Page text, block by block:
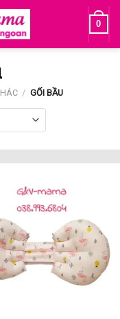
0
/ GỐI BẦU